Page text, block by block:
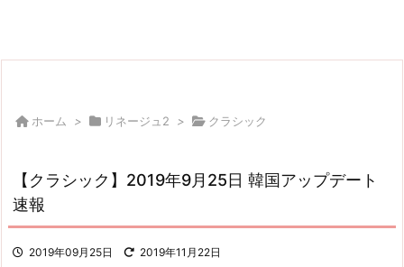
ホーム > リネージュ2 > クラシック
【クラシック】2019年9月25日 韓国アップデート
速報
2019年09月25日 2019年11月22日